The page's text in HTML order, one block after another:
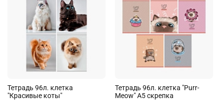
Тетрадь 96л. клетка
"Красивые коты"
Тетрадь 96л. клетка "Purr-
Meow" А5 скрепка